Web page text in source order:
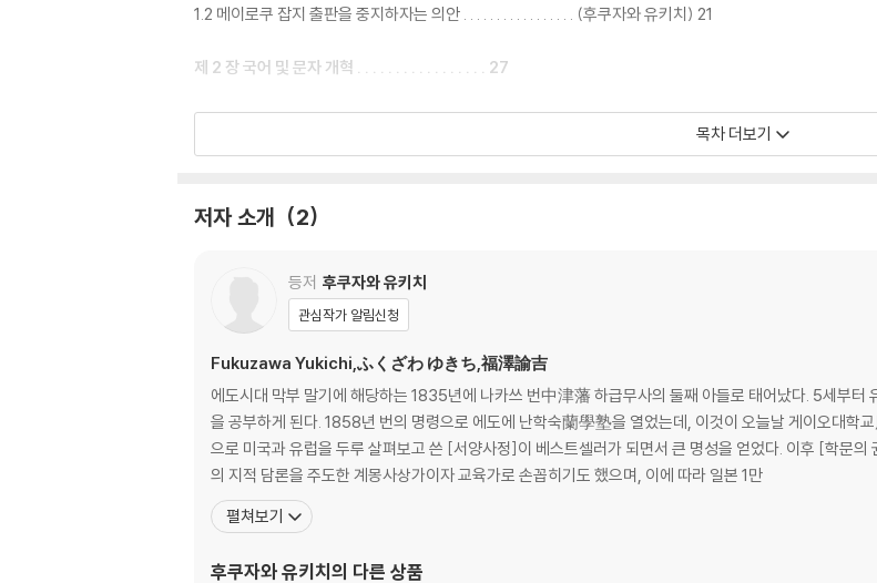
1.2 메이로쿠 잡지 출판을 중지하자는 의안 . . . . . . . . . . . . . . . . . (후쿠자와 유키치) 21
제 2 장 국어 및 문자 개혁 . . . . . . . . . . . . . . . . . 27
2.1 서양 글자로 국어를 쓰는 일에 관한 논설 . . . . . . . . . . . . . . . . . . . (니시 아마네) 27
2.2 개화의 정도에 따라 문자도 바꿔야 한다는 설 . . . . . . . . . . . . . . . . . (니시무라 시게키) 46
3.1 학자직분론 . . . . . . . . . . (후쿠자와 유키치) 59
3.2 후쿠자와 선생의 논설에 답하다 (가토 히로유키) 70
3.3 학자직분론에 대한 평 . . . . . . (모리 아리노리) 71
3.4 학자직분론에 대한 평 . . . . . . . (쓰다 마미치) 73
3.5 비학자직분론 . . . . . . . . . . . (니시 아마네) 74
제 4 장 민선의원 설립 논쟁 . . . . . . . . . . . . . . . . 79
4.1 민선의원설립건백서 . . . (이타가키 다이스케 외) 79
4.3 블룬츨리『국법범론』발췌역:민선의원 불가립의론 . . . . . . . . . . . . . . . . (가토 히로유키) 88
목차 더보기
저자 소개 2
등저 후쿠자와 유키치
관심작가 알림신청
Fukuzawa Yukichi,ふくざわ ゆきち,福澤諭吉
에도시대 막부 말기에 해당하는 1835년에 나카쓰 번中津藩 하급무사의 둘째 아들로 태어났다. 5세부
을 공부하게 된다. 1858년 번의 명령으로 에도에 난학숙蘭學塾을 열었는데, 이것이 오늘날 게이오대
으로 미국과 유럽을 두루 살펴보고 쓴 [서양사정]이 베스트셀러가 되면서 큰 명성을 얻었다. 이후 [학문
의 지적 담론을 주도한 계몽사상가이자 교육가로 손꼽히기도 했으며, 이에 따라 일본 1만
펼쳐보기
후쿠자와 유키치 의 다른 상품